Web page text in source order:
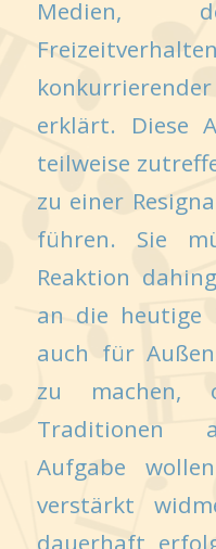
Medien,
erklärt. Diese
teilweise
zu einer
führen. Sie
Reaktion
an die heutige
auch für
zu machen,
Traditionen
Aufgabe
verstärkt
dauerhaft